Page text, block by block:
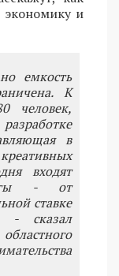
экономику и
емкость
К
человек,
в
входят
- от
ставке
- сказал